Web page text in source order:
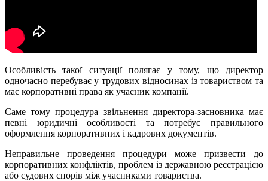
Особливість такої ситуації полягає у тому, що директор
одночасно перебуває у трудових відносинах із товариством та
має корпоративні права як учасник компанії.
Саме тому процедура звільнення директора-засновника має
певні юридичні особливості та потребує правильного
оформлення корпоративних і кадрових документів.
Неправильне проведення процедури може призвести до
корпоративних конфліктів, проблем із державною реєстрацією
або судових спорів між учасниками товариства.